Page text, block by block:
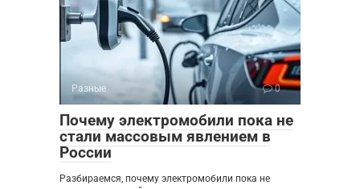
Разные 0
Почему электромобили пока не
стали массовым явлением в
России
Разбираемся, почему электромобили пока не